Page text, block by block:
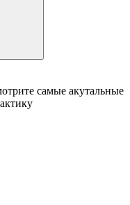
самые акутальные